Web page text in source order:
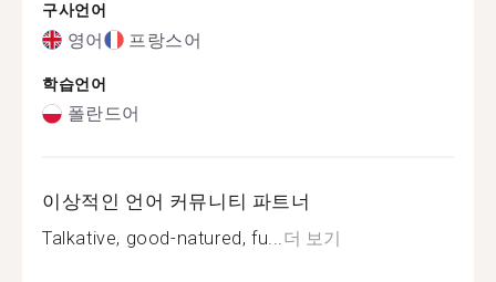
구사언어
영어 프랑스어
학습언어
폴란드어
이상적인 언어 커뮤니티 파트너
Talkative, good-natured, fu...더 보기